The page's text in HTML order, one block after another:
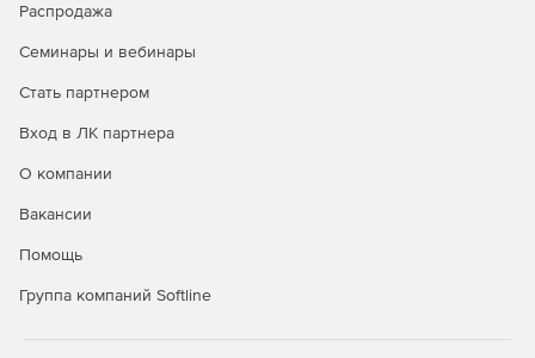
Распродажа
Семинары и вебинары
Стать партнером
Вход в ЛК партнера
О компании
Вакансии
Помощь
Группа компаний Softline